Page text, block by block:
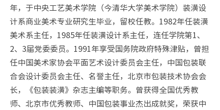
年，于中央工艺美术学院（今清华大学美术学院）装潢设
计系商业美术专业研究生毕业，留校任教。1982年任装潢
美术系主任，1985年任装潢设计系主任，连任学院第1、
2、3届党委委员。1991年享受国务院政府特殊津贴，曾担
任中国美术家协会平面艺术设计委员会主任，中国包装联
合会设计委员会主任、名誉主任，北京市包装技术协会会
长，《包装装潢》杂志主编等职务。曾获得全国优秀教
师、北京市优秀教师、中国包装事业杰出成就奖，荣获中